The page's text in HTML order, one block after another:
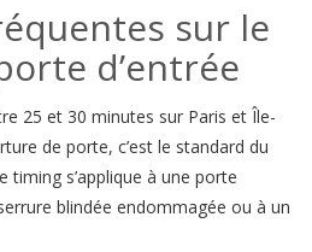
sur le
d’entrée
25 et 30 minutes sur Paris et Île-
de porte, c’est le standard du
timing s’applique à une porte
blindée endommagée ou à un